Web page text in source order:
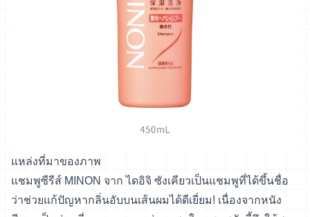
แหล่งที่มาของภาพ
แชมพูซีรีส์ MINON จาก ไดอิจิ ซังเคียวเป็นแชมพูที่ได้ขึ้นชื่อ
ว่าช่วยแก้ปัญหากลิ่นอับบนเส้นผมได้ดีเยี่ยม! เนื่องจากหนัง